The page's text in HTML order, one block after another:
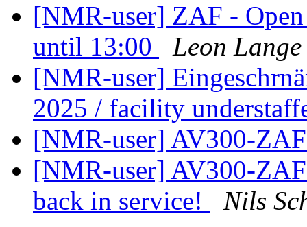
[NMR-user] ZAF -
until 13:00
Leon Lange
[NMR-user]
2025 / facility
[NMR-user] AV300-
[NMR-user] AV300-
back in service!
Nils